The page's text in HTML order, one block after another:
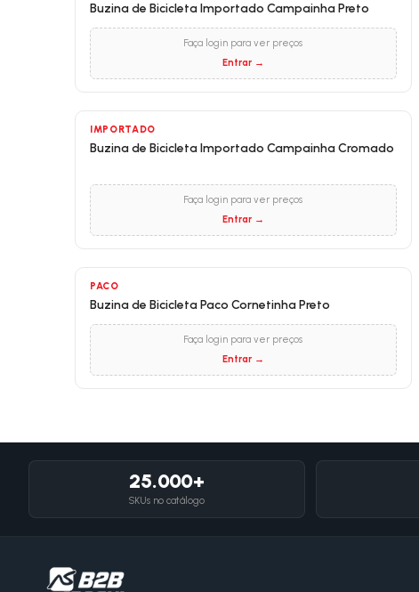
Buzina de Bicicleta Importado Campainha Preto
Faça login para ver preços
Entrar →
IMPORTADO
Buzina de Bicicleta Importado Campainha Cromado
Faça login para ver preços
Entrar →
PACO
Buzina de Bicicleta Paco Cornetinha Preto
Faça login para ver preços
Entrar →
25.000+
SKUs no catálogo